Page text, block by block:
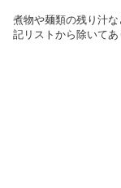
煮物や麺類の残り汁
記リストから除いてあ